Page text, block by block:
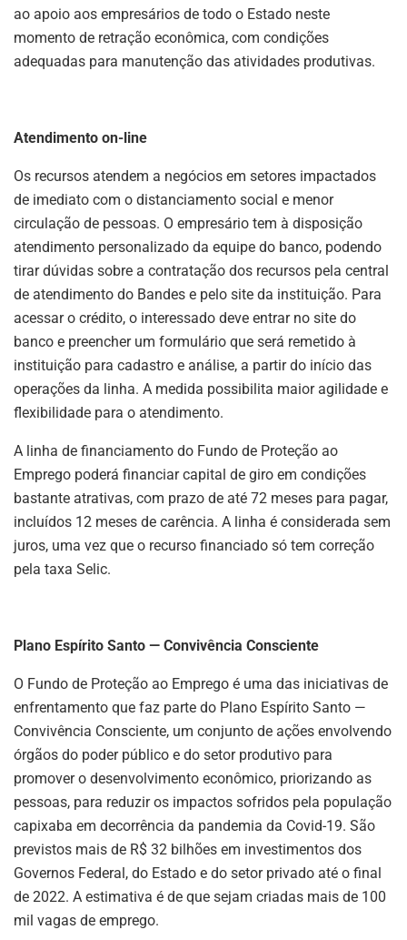
ao apoio aos empresários de todo o Estado neste
momento de retração econômica, com condições
adequadas para manutenção das atividades produtivas.
Atendimento on-line
Os recursos atendem a negócios em setores impactados
de imediato com o distanciamento social e menor
circulação de pessoas. O empresário tem à disposição
atendimento personalizado da equipe do banco, podendo
tirar dúvidas sobre a contratação dos recursos pela central
de atendimento do Bandes e pelo site da instituição. Para
acessar o crédito, o interessado deve entrar no site do
banco e preencher um formulário que será remetido à
instituição para cadastro e análise, a partir do início das
operações da linha. A medida possibilita maior agilidade e
flexibilidade para o atendimento.
A linha de financiamento do Fundo de Proteção ao
Emprego poderá financiar capital de giro em condições
bastante atrativas, com prazo de até 72 meses para pagar,
incluídos 12 meses de carência. A linha é considerada sem
juros, uma vez que o recurso financiado só tem correção
pela taxa Selic.
Plano Espírito Santo — Convivência Consciente
O Fundo de Proteção ao Emprego é uma das iniciativas de
enfrentamento que faz parte do Plano Espírito Santo —
Convivência Consciente, um conjunto de ações envolvendo
órgãos do poder público e do setor produtivo para
promover o desenvolvimento econômico, priorizando as
pessoas, para reduzir os impactos sofridos pela população
capixaba em decorrência da pandemia da Covid-19. São
previstos mais de R$ 32 bilhões em investimentos dos
Governos Federal, do Estado e do setor privado até o final
de 2022. A estimativa é de que sejam criadas mais de 100
mil vagas de emprego.